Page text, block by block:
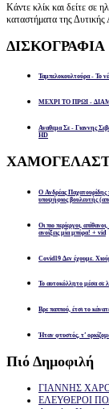
Κάντε κλίκ και δείτε σε
καταστήματα της Δυτικής
ΔΙΣΚΟΓΡΑΦΙΑ
Ταμπελοκουλτούρα - Το
ΜΕΧΡΙ ΤΟ ΠΡΩΙ -
Αναθεμα Σε - Γιαννης
HD
Ο Ανδρέας Παχατουρίδης
υποψήφιος βουλευτής
Οι πιο περίεργοι,
ανοίξεις μία μπύρα! + vid
Covid19 Δεν έχουμε.
Το αυτοκόλλητο μέσα σε
Βρε παππού, έτσι το
Ήταν φτυστός, τ’
Πιό Δημοφιλή
ΓΙΑΝΝΗΣ
ΕΛΕΥΘΕΡΟΙ